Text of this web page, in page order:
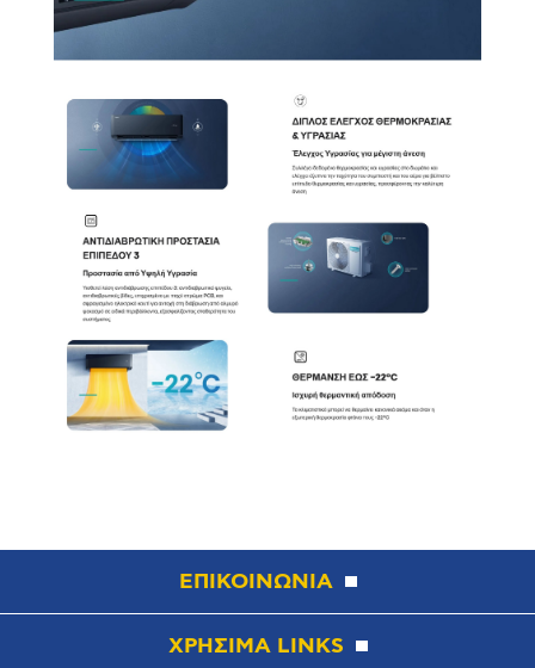
ΕΠΙΚΟΙΝΩΝΙΑ
ΧΡΗΣΙΜΑ LINKS